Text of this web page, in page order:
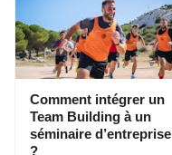
Comment intégrer un
Team Building à un
séminaire d’entreprise
?